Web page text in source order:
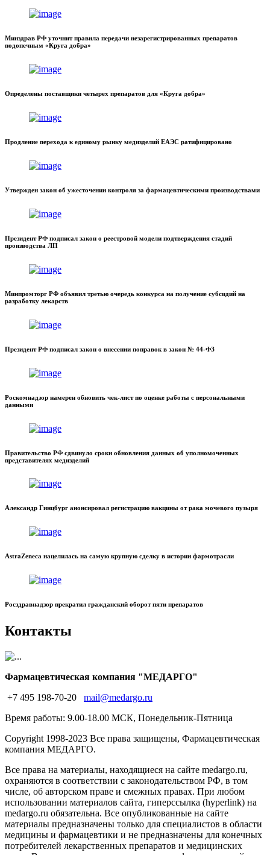
Минздрав РФ уточнит правила передачи незарегистрированных препаратов
подопечным «Круга добра»
Определены поставщики четырех препаратов для «Круга добра»
Продление перехода к единому рынку медизделий ЕАЭС ратифицировано
Утвержден закон об ужесточении контроля за фармацевтическими производствами
Президент РФ подписал закон о реестровой модели подтверждения стадий
производства ЛП
Минпромторг РФ объявил третью очередь конкурса на получение субсидий на
разработку лекарств
Президент РФ подписал закон о внесении поправок в закон № 44-ФЗ
Роскомнадзор намерен обновить чек-лист по оценке работы с персональными
данными
Правительство РФ сдвинуло сроки обновления данных об уполномоченных
представителях медизделий
Александр Гинцбург анонсировал регистрацию вакцины от рака мочевого пузыря
AstraZeneca нацелилась на самую крупную сделку в истории фармотрасли
Росздравнадзор прекратил гражданский оборот пяти препаратов
Контакты
Фармацевтическая компания "МЕДАРГО"
+7 495 198-70-20
mail@medargo.ru
Время работы: 9.00-18.00 МСК, Понедельник-Пятница
Copyright 1998-2023 Все права защищены, Фармацевтическая
компания МЕДАРГО.
Все права на материалы, находящиеся на сайте medargo.ru,
охраняются в соответствии с законодательством РФ, в том
числе, об авторском праве и смежных правах. При любом
использовании материалов сайта, гиперссылка (hyperlink) на
medargo.ru обязательна. Все опубликованные на сайте
материалы предназначены только для специалистов в области
медицины и фармацевтики и не предназначены для конечных
потребителей лекарственных препаратов и медицинских